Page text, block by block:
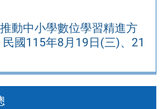
動中小學數位學習精進方
國115年8月19日(三)、21